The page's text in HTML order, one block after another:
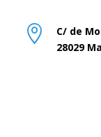

C/ de
28029